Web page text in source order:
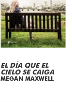
EL DÍA QUE EL
CIELO SE CAIGA
MEGAN MAXWELL